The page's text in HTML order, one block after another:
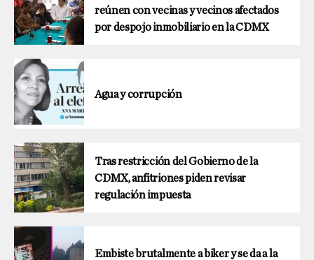
reúnen con vecinas y vecinos afectados
por despojo inmobiliario en la CDMX
Agua y corrupción
Tras restricción del Gobierno de la
CDMX, anfitriones piden revisar
regulación impuesta
Embiste brutalmente a biker y se da a la